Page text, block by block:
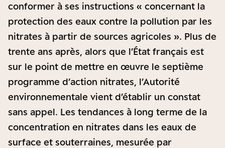
conformer à ses instructions « concernant la
protection des eaux contre la pollution par les
nitrates à partir de sources agricoles ». Plus de
trente ans après, alors que l’État français est
sur le point de mettre en œuvre le septième
programme d’action nitrates, l’Autorité
environnementale vient d’établir un constat
sans appel. Les tendances à long terme de la
concentration en nitrates dans les eaux de
surface et souterraines, mesurée par